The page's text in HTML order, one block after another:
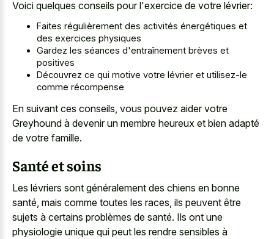
Voici quelques conseils pour l'exercice de votre lévrier:
Faites régulièrement des activités énergétiques et
des exercices physiques
Gardez les séances d'entraînement brèves et
positives
Découvrez ce qui motive votre lévrier et utilisez-le
comme récompense
En suivant ces conseils, vous pouvez aider votre
Greyhound à devenir un membre heureux et bien adapté
de votre famille.
Santé et soins
Les lévriers sont généralement des chiens en bonne
santé, mais comme toutes les races, ils peuvent être
sujets à certains problèmes de santé. Ils ont une
physiologie unique qui peut les rendre sensibles à